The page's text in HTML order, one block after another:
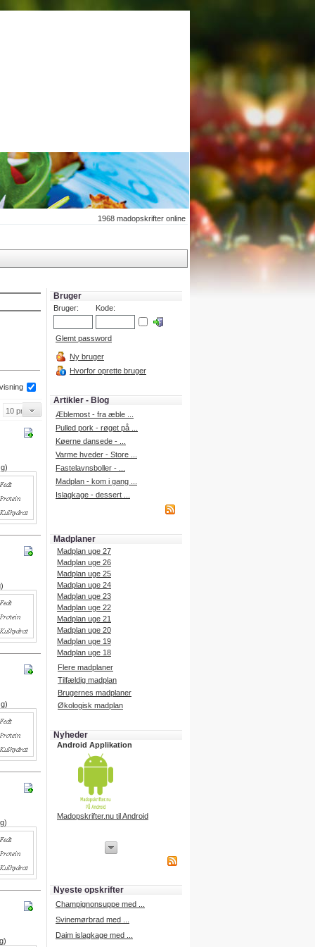
1968 madopskrifter online
Bruger
Bruger: Kode:
Glemt password
Ny bruger
Hvorfor oprette bruger
Artikler - Blog
Æblemost - fra æble ...
Pulled pork - røget på ...
Køerne dansede - ...
Varme hveder - Store ...
Fastelavnsboller - ...
Madplan - kom i gang ...
Islagkage - dessert ...
Madplaner
Madplan uge 27
Madplan uge 26
Madplan uge 25
Madplan uge 24
Madplan uge 23
Madplan uge 22
Madplan uge 21
Madplan uge 20
Madplan uge 19
Madplan uge 18
Flere madplaner
Tilfældig madplan
Brugernes madplaner
Økologisk madplan
Nyheder
Android Applikation
Madopskrifter.nu til Android
iPhone udvikling
Nyeste opskrifter
Champignonsuppe med ...
Svinemørbrad med ...
Daim islagkage med ...